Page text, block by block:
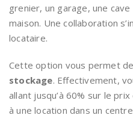
grenier, un garage, une
maison. Une collaboration
locataire.
Cette option vous permet de
stockage. Effectivement,
allant jusqu’à 60% sur le
à une location dans un